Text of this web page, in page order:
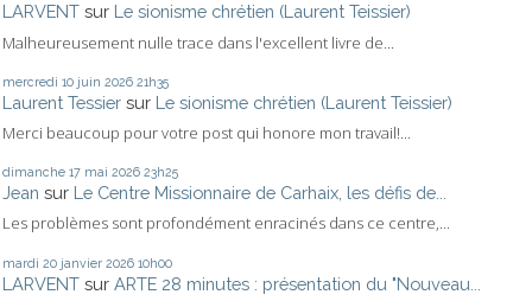
LARVENT sur Le sionisme chrétien (Laurent Teissier)
Malheureusement nulle trace dans l'excellent livre de...
mercredi 10 juin 2026 21h35
Laurent Tessier sur Le sionisme chrétien (Laurent Teissier)
Merci beaucoup pour votre post qui honore mon travail!...
dimanche 17 mai 2026 23h25
Jean sur Le Centre Missionnaire de Carhaix, les défis de...
Les problèmes sont profondément enracinés dans ce centre,...
mardi 20 janvier 2026 10h00
LARVENT sur ARTE 28 minutes : présentation du "Nouveau...